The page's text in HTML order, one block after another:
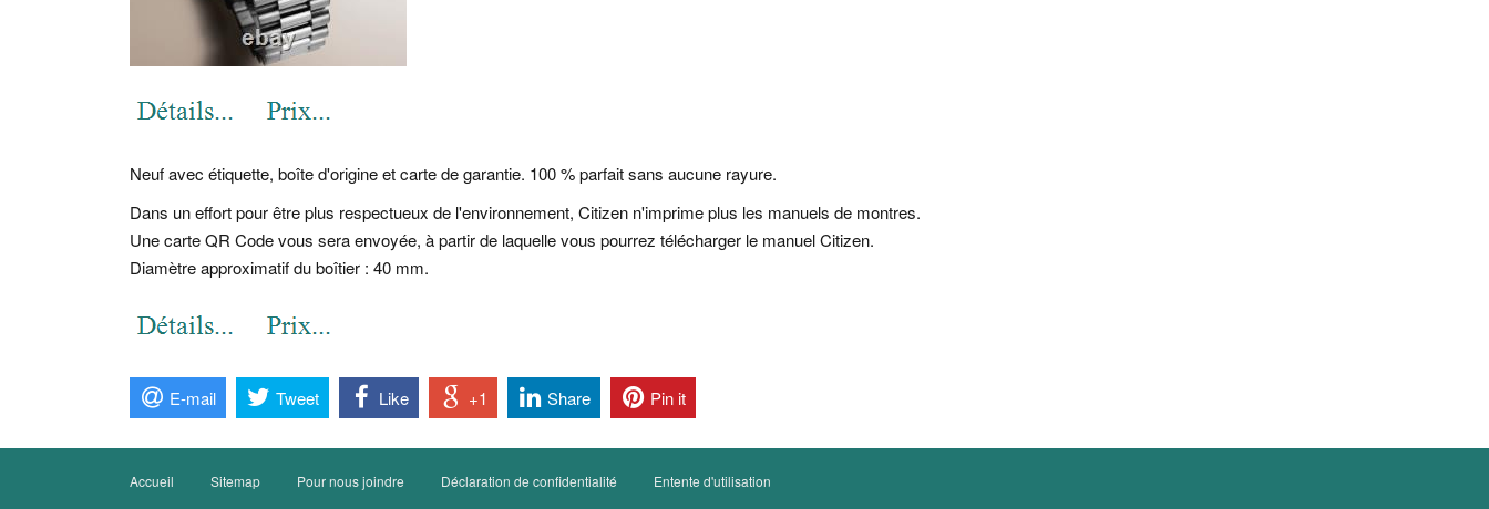
Neuf avec étiquette, boîte d'origine et carte de garantie. 100 % parfait sans aucune rayure.
Dans un effort pour être plus respectueux de l'environnement, Citizen n'imprime plus les manuels de montres.
Une carte QR Code vous sera envoyée, à partir de laquelle vous pourrez télécharger le manuel Citizen.
Diamètre approximatif du boîtier : 40 mm.
E-mail Tweet Like +1 Share Pin it
Accueil Sitemap Pour nous joindre Déclaration de confidentialité Entente d'utilisation